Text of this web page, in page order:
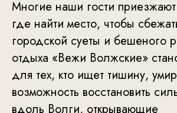
Многие наши гости
где найти место, чтобы
городской суеты и бешеного
отдыха «Вежи Волжские»
для тех, кто ищет тишину,
возможность восстановить
вдоль Волги, открывающие